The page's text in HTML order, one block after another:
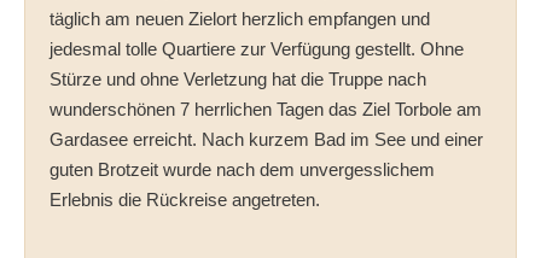
täglich am neuen Zielort herzlich empfangen und
jedesmal tolle Quartiere zur Verfügung gestellt. Ohne
Stürze und ohne Verletzung hat die Truppe nach
wunderschönen 7 herrlichen Tagen das Ziel Torbole am
Gardasee erreicht. Nach kurzem Bad im See und einer
guten Brotzeit wurde nach dem unvergesslichem
Erlebnis die Rückreise angetreten.